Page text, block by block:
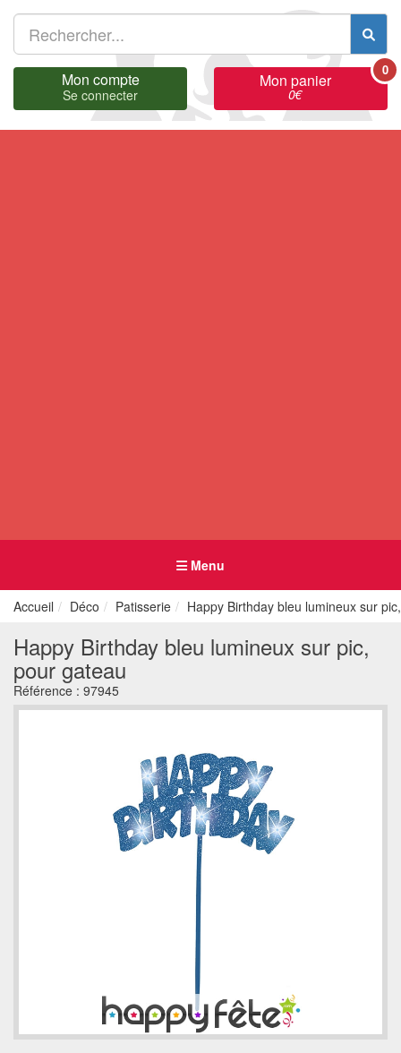
Mon compte
Se connecter
Mon panier
0€
0
Menu
Accueil Déco Patisserie Happy Birthday bleu lumineux sur
Happy Birthday bleu lumineux sur pic,
pour gateau
Référence : 97945